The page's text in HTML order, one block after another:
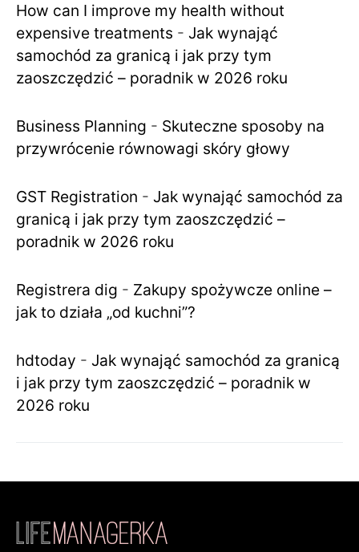
How can I improve my health without
expensive treatments - Jak wynająć
samochód za granicą i jak przy tym
zaoszczędzić – poradnik w 2026 roku
Business Planning - Skuteczne sposoby na
przywrócenie równowagi skóry głowy
GST Registration - Jak wynająć samochód za
granicą i jak przy tym zaoszczędzić –
poradnik w 2026 roku
Registrera dig - Zakupy spożywcze online –
jak to działa „od kuchni”?
hdtoday - Jak wynająć samochód za granicą
i jak przy tym zaoszczędzić – poradnik w
2026 roku